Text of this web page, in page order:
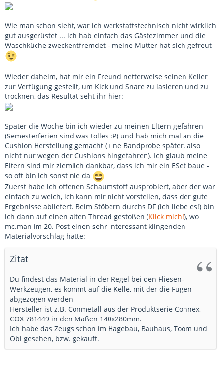
Wie man schon sieht, war ich werkstattstechnisch nicht wirklich
gut ausgerüstet ... ich hab einfach das Gästezimmer und die
Waschküche zweckentfremdet - meine Mutter hat sich gefreut
Wieder daheim, hat mir ein Freund netterweise seinen Keller
zur Verfügung gestellt, um Kick und Snare zu lasieren und zu
trocknen, das Resultat seht ihr hier:
Später die Woche bin ich wieder zu meinen Eltern gefahren
(Semesterferien sind was tolles :P) und hab mich mal an die
Cushion Herstellung gemacht (+ ne Bandprobe später, also
nicht nur wegen der Cushions hingefahren). Ich glaub meine
Eltern sind mir ziemlich dankbar, dass ich mir ein ESet baue -
so oft bin ich sonst nie da
Zuerst habe ich offenen Schaumstoff ausprobiert, aber der war
einfach zu weich, ich kann mir nicht vorstellen, dass der gute
Ergebnisse abliefert. Beim Stöbern durchs DF (ich liebe es!) bin
ich dann auf einen alten Thread gestoßen (Klick mich!), wo
mc.man im 20. Post einen sehr interessant klingenden
Materialvorschlag hatte:
Zitat
Du findest das Material in der Regel bei den Fliesen-
Werkzeugen, es kommt auf die Kelle, mit der die Fugen
abgezogen werden.
Hersteller ist z.B. Conmetall aus der Produktserie Connex,
COX 781449 in den Maßen 140x280mm.
Ich habe das Zeugs schon im Hagebau, Bauhaus, Toom und
Obi gesehen, bzw. gekauft.